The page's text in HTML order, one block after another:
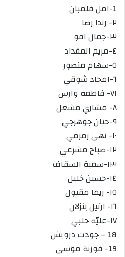
1-امل فلمبان
٢- رندا رضا
٣-جمال اقو
٤-مريم المقداد
٥-سهام منصور
٦-امجاد شوقي
ا٧- فاطمه وارس
٨- مشاري مشعل
٩-حنان جوهرجي
١٠- نهى زمزمي
١٢-صباح مشرعي
١٣-سمية السقاف
١٤-حسين خليل
١٥- ريما مقبول
١٦- ارنيل بنزلان
١٧-عليّه حلبي
18 – جودت درويش
19- فوزية موسى